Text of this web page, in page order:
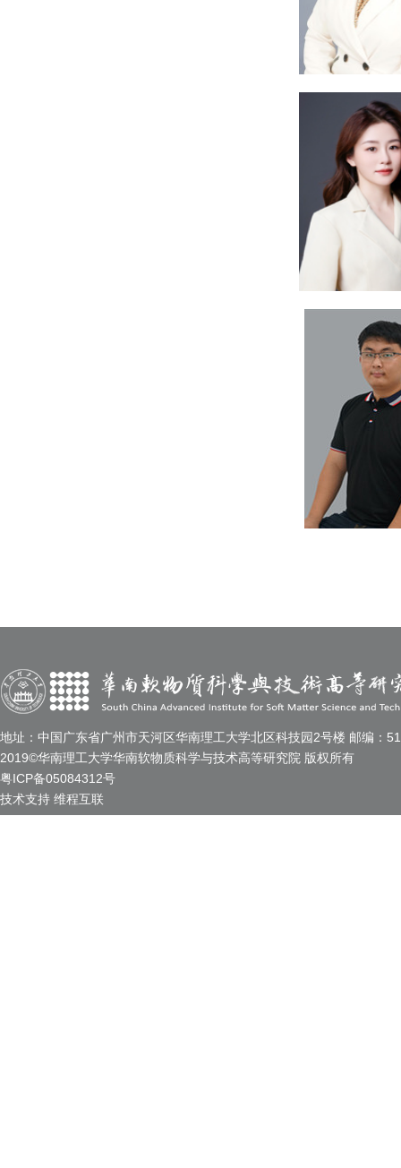
地址：中国广东省广州市天河区华南理工大学北区科技园2号楼 邮编：
2019©华南理工大学华南软物质科学与技术高等研究院 版权所有
粤ICP备05084312号
技术支持 维程互联